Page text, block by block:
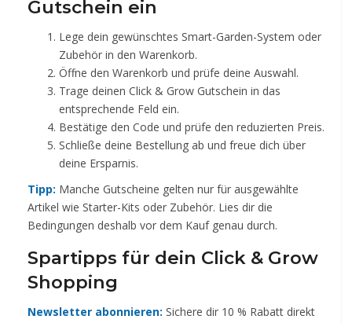
Gutschein ein
Lege dein gewünschtes Smart-Garden-System oder
Zubehör in den Warenkorb.
Öffne den Warenkorb und prüfe deine Auswahl.
Trage deinen Click & Grow Gutschein in das
entsprechende Feld ein.
Bestätige den Code und prüfe den reduzierten Preis.
Schließe deine Bestellung ab und freue dich über
deine Ersparnis.
Tipp: Manche Gutscheine gelten nur für ausgewählte
Artikel wie Starter-Kits oder Zubehör. Lies dir die
Bedingungen deshalb vor dem Kauf genau durch.
Spartipps für dein Click & Grow
Shopping
Newsletter abonnieren: Sichere dir 10 % Rabatt direkt